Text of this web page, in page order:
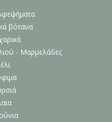
βότανα
- Μαρμελάδες